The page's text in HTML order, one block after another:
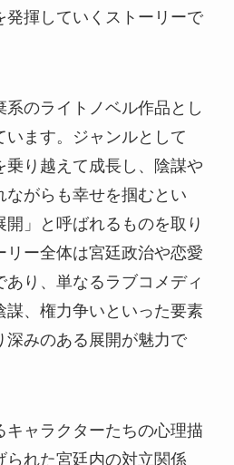
発揮していくストーリーで
系のライトノベル作品とし
います。ジャンルとして
乗り越えて成長し、陰謀や
ながらも幸せを掴むとい
開」と呼ばれるものを取り
リー全体は宮廷政治や恋愛
あり、単なるラブコメディ
謀、権力争いといった要素
深みのある展開が魅力で
キャラクターたちの心理描
られた宮廷内の対立関係